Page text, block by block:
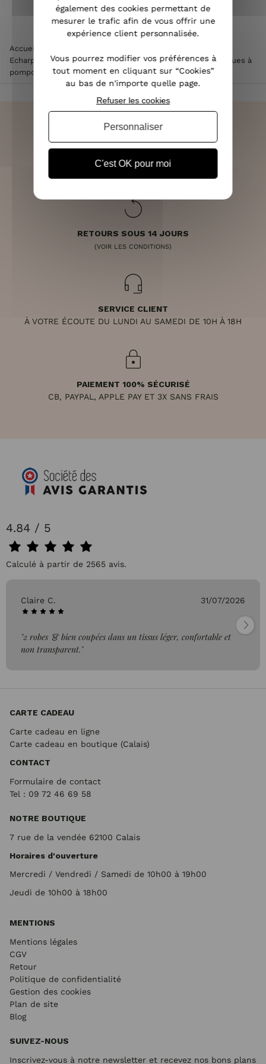
Accueil
Echarpe verte camel et blanche motifs fleuris et géométriques à
pompons
LIVRAISON RAPIDE
OFFERTE DÈS 70€
RETOURS SOUS 14 JOURS
(VOIR LES CONDITIONS)
SERVICE CLIENT
À VOTRE ÉCOUTE DU LUNDI AU SAMEDI DE 10H À 18H
PAIEMENT 100% SÉCURISÉ
CB, PAYPAL, APPLE PAY ET 3X SANS FRAIS
4.84 / 5
Calculé à partir de 2565 avis.
Claire C. 31/07/2026
"2 robes 👗 bien coupées dans un tissus léger, confortable et
non transparent."
CARTE CADEAU
Carte cadeau en ligne
Carte cadeau en boutique (Calais)
CONTACT
Formulaire de contact
Tel : 09 72 46 69 58
NOTRE BOUTIQUE
7 rue de la vendée 62100 Calais
Horaires d'ouverture
Mercredi / Vendredi / Samedi de 10h00 à 19h00
Jeudi de 10h00 à 18h00
MENTIONS
Mentions légales
CGV
Retour
Politique de confidentialité
Gestion des cookies
Plan de site
Blog
SUIVEZ-NOUS
Inscrivez-vous à notre newsletter et recevez nos bons plans
également des cookies permettant de
mesurer le trafic afin de vous offrir une
expérience client personnalisée.
Vous pourrez modifier vos préférences à
tout moment en cliquant sur “Cookies”
au bas de n'importe quelle page.
C'est OK pour moi
Refuser les cookies
Personnaliser